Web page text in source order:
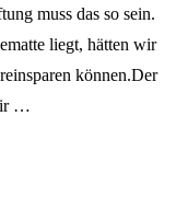
muss das so sein.
liegt, hätten wir
können.Der
…